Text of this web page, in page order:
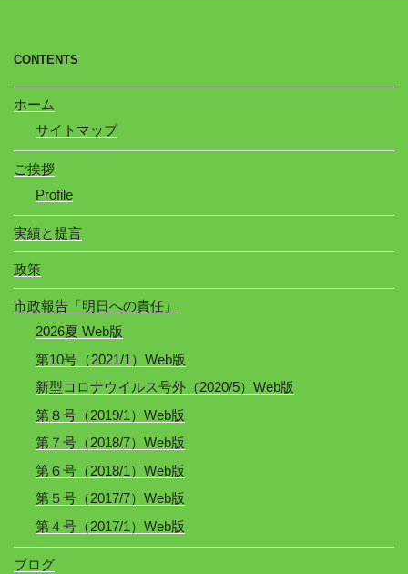
CONTENTS
ホーム
サイトマップ
ご挨拶
Profile
実績と提言
政策
市政報告「明日への責任」
2026夏 Web版
第10号（2021/1）Web版
新型コロナウイルス号外（2020/5）Web版
第８号（2019/1）Web版
第７号（2018/7）Web版
第６号（2018/1）Web版
第５号（2017/7）Web版
第４号（2017/1）Web版
ブログ